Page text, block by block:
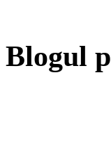
Blogul